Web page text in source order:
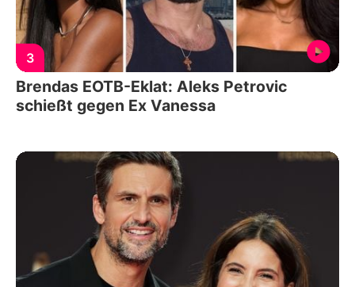
3
Brendas EOTB-Eklat: Aleks Petrovic
schießt gegen Ex Vanessa